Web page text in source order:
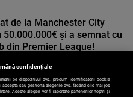
de la Manchester City
50.000.000€ și a semnat cu
din Premier League!
confidențiale
pe dispozitivul dvs., precum identificatorii cookie
accepta sau gestiona alegerile dvs. făcând clic mai jos
Aceste alegeri vor fi raportate partenerilor noștri și